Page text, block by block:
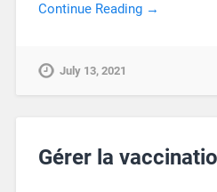
Continue Reading →
July 13, 2021
Gérer la